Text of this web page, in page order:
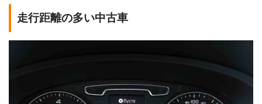
走行距離の多い中古車